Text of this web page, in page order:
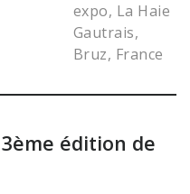
expo, La Haie
Gautrais,
Bruz, France
édition de